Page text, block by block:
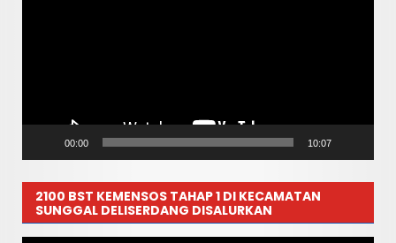
00:00 10:07
2100 BST KEMENSOS TAHAP 1 DI KECAMATAN
SUNGGAL DELISERDANG DISALURKAN